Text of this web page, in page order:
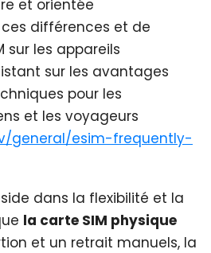
et orientée
différences et de
sur les appareils
sur les avantages
pour les
et les voyageurs
general/esim-frequently-
dans la flexibilité et la
la carte SIM physique
et un retrait manuels, la